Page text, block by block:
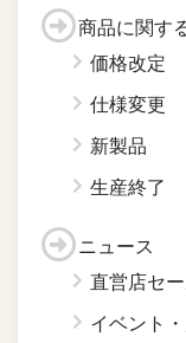
商品に関す
価格改定
仕様変更
新製品
生産終了
ニュース
直営店セ
イベント